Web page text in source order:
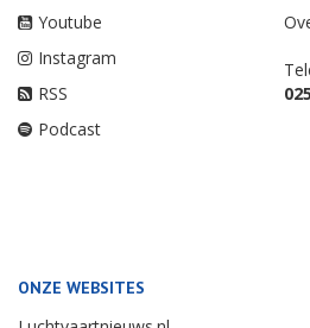
Youtube
Instagram
RSS
Podcast
ONZE WEBSITES